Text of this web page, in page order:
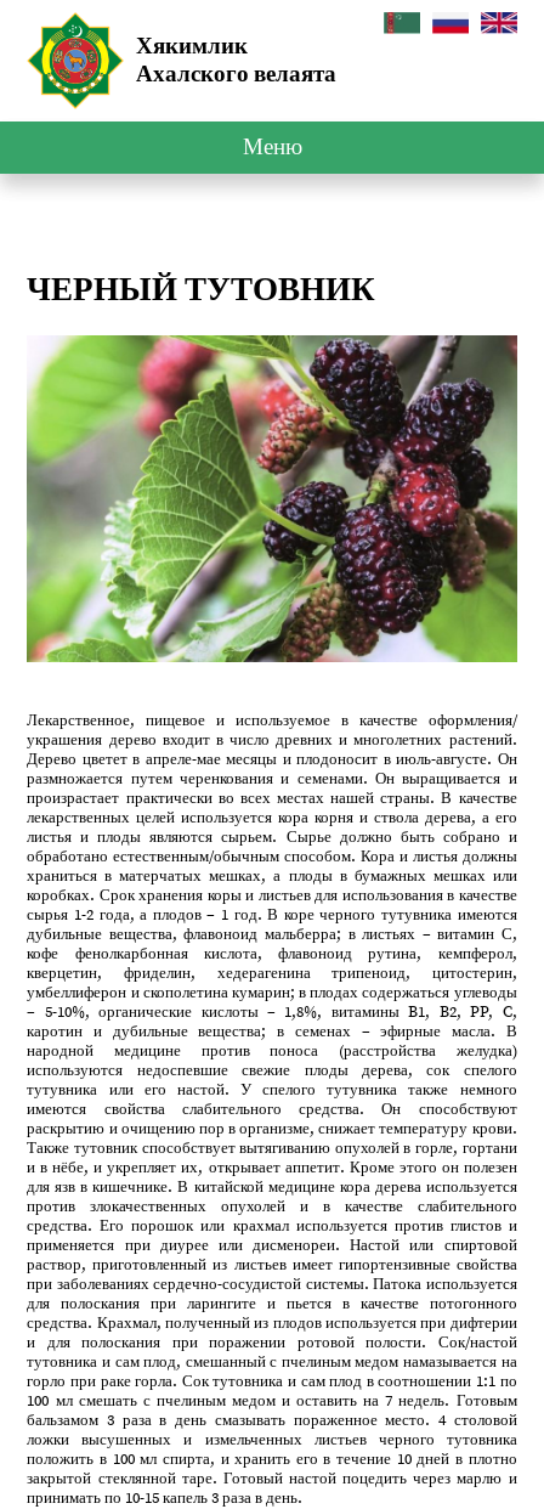
Хякимлик
Ахалского велаята
Меню
ЧЕРНЫЙ ТУТОВНИК
Лекарственное, пищевое и используемое в качестве оформления/
украшения дерево входит в число древних и многолетних растений.
Дерево цветет в апреле-мае месяцы и плодоносит в июль-августе. Он
размножается путем черенкования и семенами. Он выращивается и
произрастает практически во всех местах нашей страны. В качестве
лекарственных целей используется кора корня и ствола дерева, а его
листья и плоды являются сырьем. Сырье должно быть собрано и
обработано естественным/обычным способом. Кора и листья должны
храниться в матерчатых мешках, а плоды в бумажных мешках или
коробках. Срок хранения коры и листьев для использования в качестве
сырья 1-2 года, а плодов – 1 год. В коре черного тутувника имеются
дубильные вещества, флавоноид мальберра; в листьях – витамин С,
кофе фенолкарбонная кислота, флавоноид рутина, кемпферол,
кверцетин, фриделин, хедерагенина трипеноид, цитостерин,
умбеллиферон и скополетина кумарин; в плодах содержаться углеводы
– 5-10%, органические кислоты – 1,8%, витамины B1, B2, PP, C,
каротин и дубильные вещества; в семенах – эфирные масла. В
народной медицине против поноса (расстройства желудка)
используются недоспевшие свежие плоды дерева, сок спелого
тутувника или его настой. У спелого тутувника также немного
имеются свойства слабительного средства. Он способствуют
раскрытию и очищению пор в организме, снижает температуру крови.
Также тутовник способствует вытягиванию опухолей в горле, гортани
и в нёбе, и укрепляет их, открывает аппетит. Кроме этого он полезен
для язв в кишечнике. В китайской медицине кора дерева используется
против злокачественных опухолей и в качестве слабительного
средства. Его порошок или крахмал используется против глистов и
применяется при диурее или дисменореи. Настой или спиртовой
раствор, приготовленный из листьев имеет гипортензивные свойства
при заболеваниях сердечно-сосудистой системы. Патока используется
для полоскания при ларингите и пьется в качестве потогонного
средства. Крахмал, полученный из плодов используется при дифтерии
и для полоскания при поражении ротовой полости. Сок/настой
тутовника и сам плод, смешанный с пчелиным медом намазывается на
горло при раке горла. Сок тутовника и сам плод в соотношении 1:1 по
100 мл смешать с пчелиным медом и оставить на 7 недель. Готовым
бальзамом 3 раза в день смазывать пораженное место. 4 столовой
ложки высушенных и измельченных листьев черного тутовника
положить в 100 мл спирта, и хранить его в течение 10 дней в плотно
закрытой стеклянной таре. Готовый настой поцедить через марлю и
принимать по 10-15 капель 3 раза в день.